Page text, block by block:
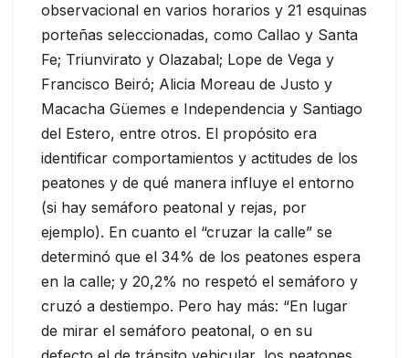
observacional en varios horarios y 21 esquinas
porteñas seleccionadas, como Callao y Santa
Fe; Triunvirato y Olazabal; Lope de Vega y
Francisco Beiró; Alicia Moreau de Justo y
Macacha Güemes e Independencia y Santiago
del Estero, entre otros. El propósito era
identificar comportamientos y actitudes de los
peatones y de qué manera influye el entorno
(si hay semáforo peatonal y rejas, por
ejemplo). En cuanto el “cruzar la calle” se
determinó que el 34% de los peatones espera
en la calle; y 20,2% no respetó el semáforo y
cruzó a destiempo. Pero hay más: “En lugar
de mirar el semáforo peatonal, o en su